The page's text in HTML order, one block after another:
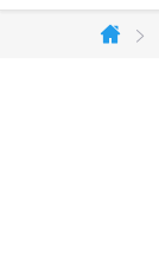
Domů